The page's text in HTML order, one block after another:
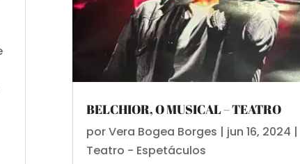
BELCHIOR, O MUSICAL – TEATRO
porVera Bogea Borges | jun 16, 2024 |
Teatro - Espetáculos